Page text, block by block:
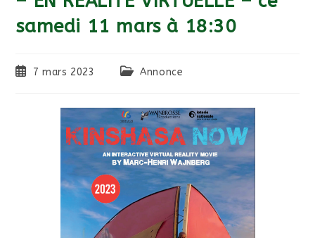
samedi 11 mars à 18:30
Publication
7 mars 2023
PostAnnonce